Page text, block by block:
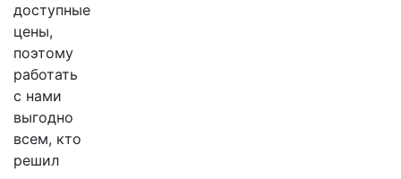
доступные
цены,
поэтому
работать
с нами
выгодно
всем, кто
решил